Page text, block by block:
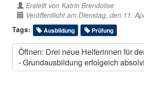
Erstellt von Katrin Brendolise
Veröffentlicht am Dienstag, den 11.
Tags:
Ausbildung Prüfung
Öffnen: Drei neue Helferinnen für
- Grundausbildung erfolgeich